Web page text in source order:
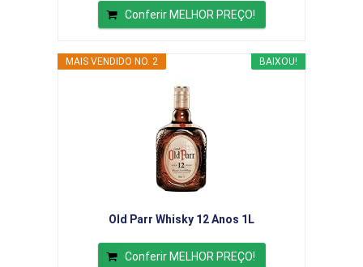
Conferir MELHOR PREÇO!
BAIXOU!
MAIS VENDIDO NO. 2
Old Parr Whisky 12 Anos 1L
Conferir MELHOR PREÇO!